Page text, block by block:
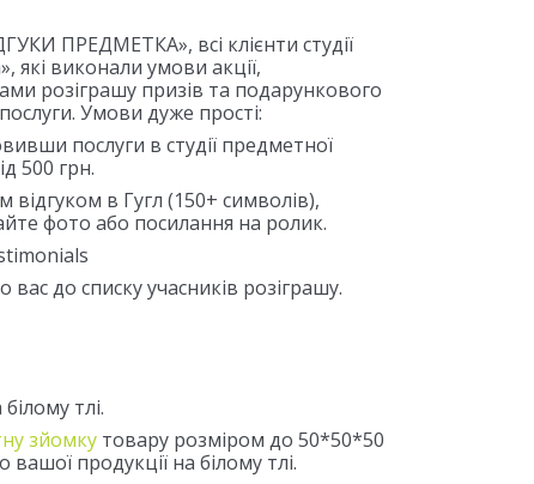
ПРЕДМЕТКА», всі клієнти студії
які виконали умови акції,
розіграшу призів та подарункового
Умови дуже прості:
послуги в студії предметної
500 грн.
в Гугл (150+ символів),
фото або посилання на ролик.
до списку учасників розіграшу.
тлі.
зйомку товару розміром до 50*50*50
продукції на білому тлі.